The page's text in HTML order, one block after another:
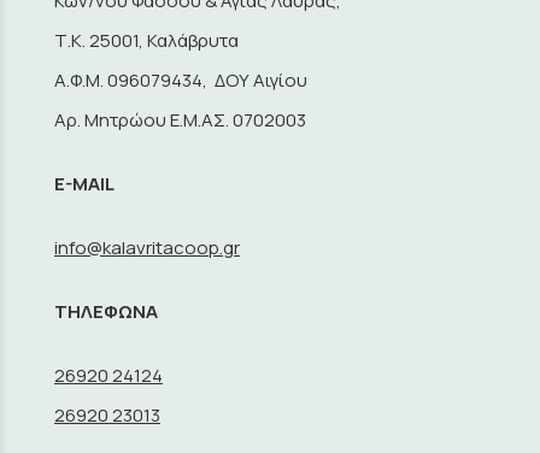
Τ.Κ. 25001, Καλάβρυτα
A.Φ.Μ. 096079434, ΔΟΥ Αιγίου
Αρ. Μητρώου Ε.Μ.ΑΣ. 0702003
E-MAIL
info@kalavritacoop.gr
ΤΗΛΕΦΩΝΑ
26920 24124
26920 23013